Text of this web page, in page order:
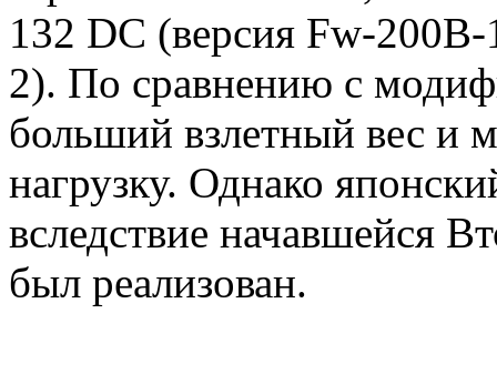
132 DC (версия Fw-
2). По сравнению с
больший взлетный вес и
нагрузку. Однако
вследствие начавшейся
был реализован.